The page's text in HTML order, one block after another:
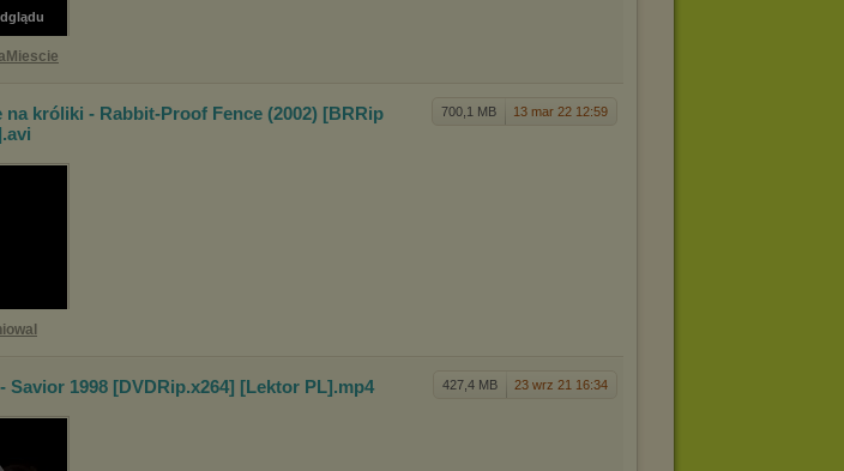
700,1 MB 13 mar 22 12:59
na króliki - Rabbit-Proof Fence (2002) [BRRip
.avi
427,4 MB 23 wrz 21 16:34
Savior 1998 [DVDRip.x264] [Lektor PL] .mp4